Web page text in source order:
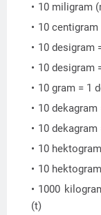
10 miligram
10
10 desigram
10 desigram
10 gram = 1
10
10 dekagram
10
10
1000
(t)